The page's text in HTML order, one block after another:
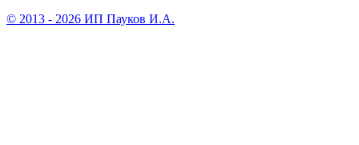
© 2013 - 2026 ИП Пауков И.А.